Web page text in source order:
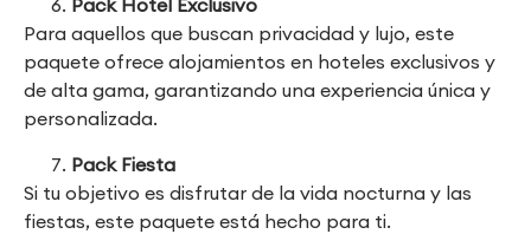
Pack Hotel Exclusivo
Para aquellos que buscan privacidad y lujo, este
paquete ofrece alojamientos en hoteles exclusivos y
de alta gama, garantizando una experiencia única y
personalizada.
Pack Fiesta
Si tu objetivo es disfrutar de la vida nocturna y las
fiestas, este paquete está hecho para ti.